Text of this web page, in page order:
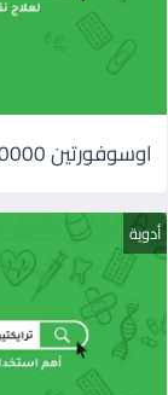
اوسوفورتين 10000 Ossofortin | فيتامين د أقراص
أدوية